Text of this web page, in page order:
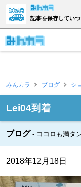
記事を保存してい
みんカラ ブログ シ
Lei04到着
ブログ ココロも満タ
2018年12月18日